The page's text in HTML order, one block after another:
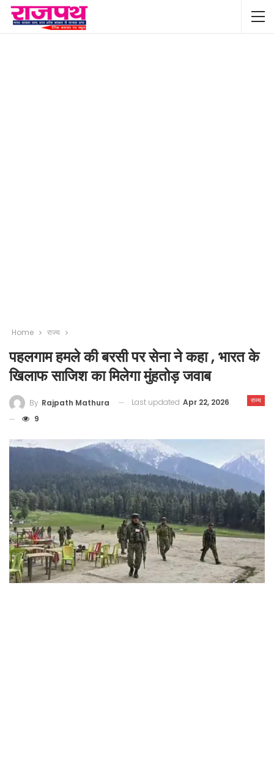
Home राज्य
पहलगाम हमले की बरसी पर सेना ने कहा , भारत के
खिलाफ साजिश का मिलेगा मुंहतोड़ जवाब
राज्य
By Rajpath Mathura Last updated Apr 22, 2026
9